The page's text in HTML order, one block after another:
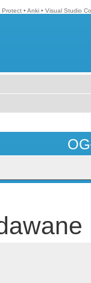
Protect • Anki • Visual Studio